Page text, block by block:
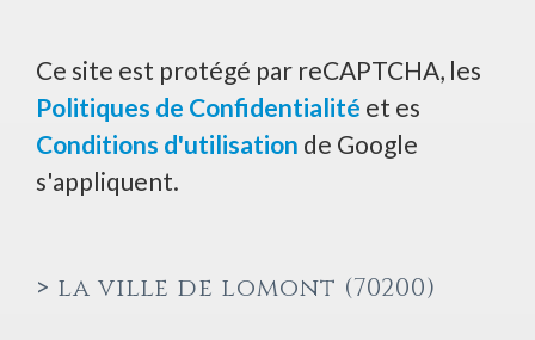
Ce site est protégé par reCAPTCHA, les
Politiques de Confidentialité et es
Conditions d'utilisation de Google
s'appliquent.
> la ville de lomont (70200)